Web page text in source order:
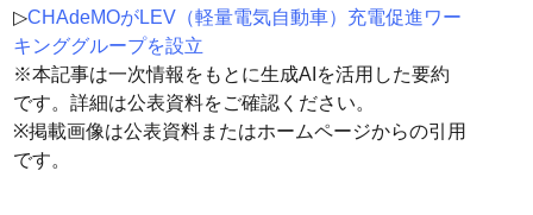
▷CHAdeMOがLEV（軽量電気自動車）充電促進ワー
キンググループを設立
※本記事は一次情報をもとに生成AIを活用した要約
です。詳細は公表資料をご確認ください。
※掲載画像は公表資料またはホームページからの引用
です。